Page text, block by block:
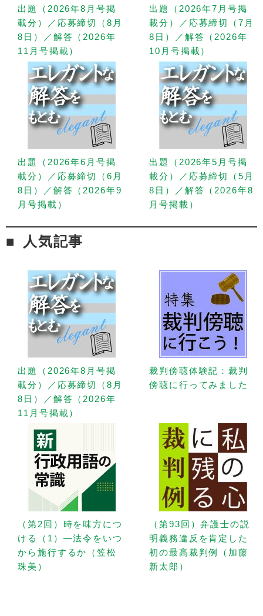
出題（2026年8月号掲
載分）／応募締切（8月
8日）／解答（2026年
11月号掲載）
出題（2026年7月号掲
載分）／応募締切（7月
8日）／解答（2026年
10月号掲載）
出題（2026年6月号掲
載分）／応募締切（6月
8日）／解答（2026年9
月号掲載）
出題（2026年5月号掲
載分）／応募締切（5月
8日）／解答（2026年8
月号掲載）
人気記事
出題（2026年8月号掲
載分）／応募締切（8月
8日）／解答（2026年
11月号掲載）
裁判傍聴体験記：裁判
傍聴に行ってみました
（第2回）時を味方につ
ける（1）—法令をいつ
から施行するか（笠松
珠美）
（第93回）弁護士の説
明義務違反を肯定した
初の最高裁判例（加藤
新太郎）